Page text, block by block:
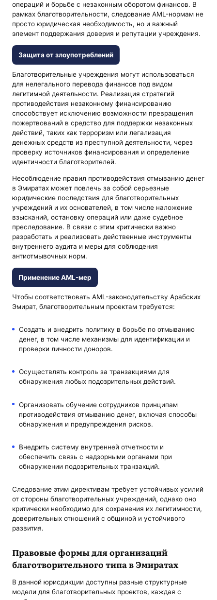
операций и борьбе с незаконным оборотом финансов. В
рамках благотворительности, следование AML-нормам не
просто юридическая необходимость, но и важный
элемент поддержания доверия и репутации учреждения.
Защита от злоупотреблений
Благотворительные учреждения могут использоваться
для нелегального перевода финансов под видом
легитимной деятельности. Реализация стратегий
противодействия незаконному финансированию
способствует исключению возможности превращения
пожертвований в средство для поддержки незаконных
действий, таких как терроризм или легализация
денежных средств из преступной деятельности, через
проверку источников финансирования и определение
идентичности благотворителей.
Несоблюдение правил противодействия отмыванию денег
в Эмиратах может повлечь за собой серьезные
юридические последствия для благотворительных
учреждений и их основателей, в том числе наложение
взысканий, остановку операций или даже судебное
преследование. В связи с этим критически важно
разработать и реализовать действенные инструменты
внутреннего аудита и меры для соблюдения
антиотмывочных норм.
Применение AML-мер
Чтобы соответствовать AML-законодательству Арабских
Эмират, благотворительным проектам требуется:
Создать и внедрить политику в борьбе по отмыванию
денег, в том числе механизмы для идентификации и
проверки личности доноров.
Осуществлять контроль за транзакциями для
обнаружения любых подозрительных действий.
Организовать обучение сотрудников принципам
противодействия отмыванию денег, включая способы
обнаружения и предупреждения рисков.
Внедрить систему внутренней отчетности и
обеспечить связь с надзорными органами при
обнаружении подозрительных транзакций.
Следование этим директивам требует устойчивых усилий
от стороны благотворительных учреждений, однако оно
критически необходимо для сохранения их легитимности,
доверительных отношений с общиной и устойчивого
развития.
Правовые формы для организаций
благотворительного типа в Эмиратах
В данной юрисдикции доступны разные структурные
модели для благотворительных проектов, каждая с